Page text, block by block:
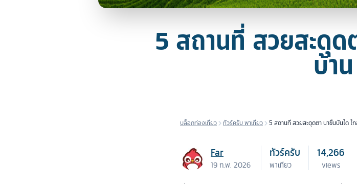
5 สถานที่ สวยสะดุด
บ้า
บล็อกท่องเที่ยว ทัวร์ครับ พาเที่ยว 5 สถานที่ สวยสะดุดตา นาขั้นบันได ใก
Far
19 ก.พ. 2026
ทัวร์ครับ
พาเที่ยว
14,266
views